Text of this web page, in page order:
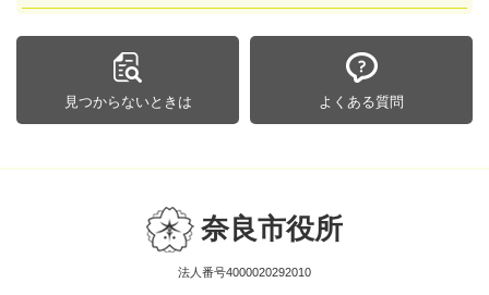
見つからないときは よくある質問
奈良市役所
法人番号4000020292010